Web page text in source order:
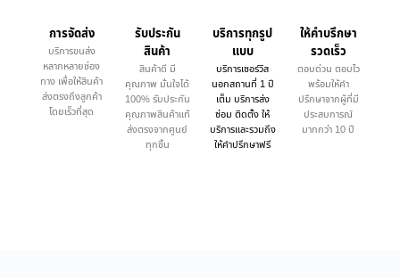
การจัดส่ง
บริการขนส่ง
หลากหลายช่อง
ทาง เพื่อให้สินค้า
ส่งตรงถึงลูกค้า
โดยเร็วที่สุด
รับประกัน
สินค้า
สินค้าดี มี
คุณภาพ มั่นใจได้
100% รับประกัน
คุณภาพสินค้าแท้
ส่งตรงจากศูนย์
ทุกชิ้น
บริการทุกรูป
แบบ
บริการเซอร์วิส
นอกสถานที่ 1 ปี
เต็ม บริการส่ง
ซ่อม ติดตั้ง ให้
บริการและรวมถึง
ให้คำปรึกษาฟรี
ให้คำบรึกษา
รวดเร็ว
ตอบด่วน ตอบไว
พร้อมให้คำ
ปรึกษาจากผู้ที่มี
ประสบการณ์
มากกว่า 10 ปี